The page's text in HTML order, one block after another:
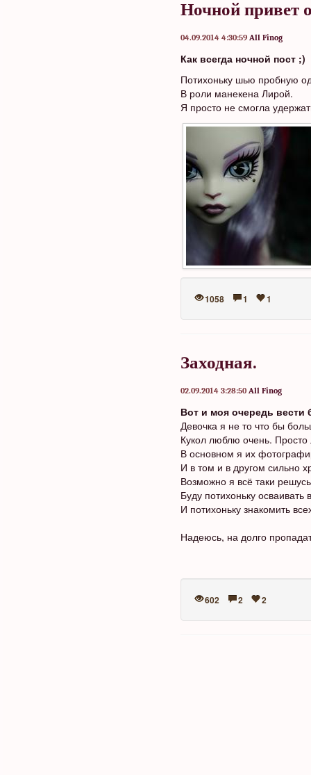
Ночной привет
04.09.2014 4:30:59 All Finog
Как всегда ночной пост ;)
Потихоньку шью пробную
В роли манекена Лирой.
Я просто не смогла
1058 1 1
Заходная.
02.09.2014 3:28:50 All Finog
Вот и моя очередь вести
Девочка я не то что бы
Кукол люблю очень.
В основном я их
И в том и в другом сильно
Возможно я всё таки
Буду потихоньку
И потихоньку знакомить
Надеюсь, на долго
602 2 2